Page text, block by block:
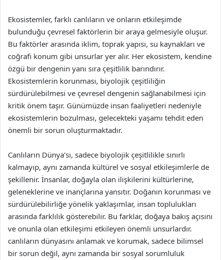
Ekosistemler, farklı canlıların ve onların etkileşimde
bulunduğu çevresel faktörlerin bir araya gelmesiyle oluşur.
Bu faktörler arasında iklim, toprak yapısı, su kaynakları ve
coğrafi konum gibi unsurlar yer alır. Her ekosistem, kendine
özgü bir dengenin yanı sıra çeşitlilik barındırır.
Ekosistemlerin korunması, biyolojik çeşitliliğin
sürdürülebilmesi ve çevresel dengenin sağlanabilmesi için
kritik önem taşır. Günümüzde insan faaliyetleri nedeniyle
ekosistemlerin bozulması, gelecekteki yaşamı tehdit eden
önemli bir sorun oluşturmaktadır.
Canlıların Dünya’sı, sadece biyolojik çeşitlilikle sınırlı
kalmayıp, aynı zamanda kültürel ve sosyal etkileşimlerle de
şekillenir. İnsanlar, doğayla olan ilişkilerini kültürlerine,
geleneklerine ve inançlarına yansıtır. Doğanın korunması ve
sürdürülebilirliğe yönelik yaklaşımlar, insan toplulukları
arasında farklılık gösterebilir. Bu farklar, doğaya bakış açısını
ve onunla olan etkileşimi etkileyen önemli unsurlardır.
canlıların dünyasını anlamak ve korumak, sadece bilimsel
bir sorun değil, aynı zamanda bir sosyal sorumluluk